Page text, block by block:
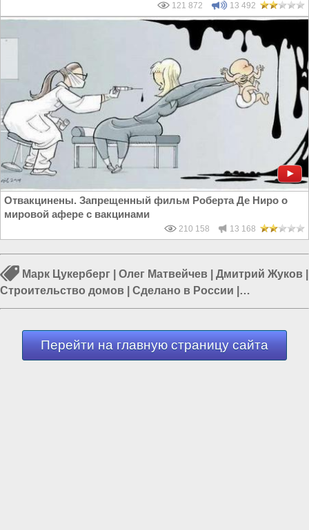
121 872 13 492
Отвакцинены. Запрещенный фильм Роберта Де Ниро о
мировой афере с вакцинами
210 158 13 168
Марк Цукерберг Олег Матвейчев Дмитрий Жуков
Строительство домов
Сделано в России
Фальсификация истории|Россия и Украина
Перейти на главную страницу сайта